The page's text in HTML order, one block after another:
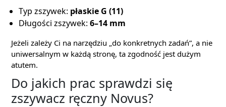
Typ zszywek: płaskie G (11)
Długości zszywek: 6–14 mm
Jeżeli zależy Ci na narzędziu „do konkretnych zadań”, a nie
uniwersalnym w każdą stronę, ta zgodność jest dużym
atutem.
Do jakich prac sprawdzi się
zszywacz ręczny Novus?